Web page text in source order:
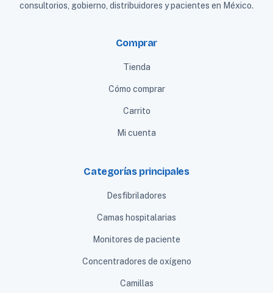
consultorios, gobierno, distribuidores y pacientes en México.
Comprar
Tienda
Cómo comprar
Carrito
Mi cuenta
Categorías principales
Desfibriladores
Camas hospitalarias
Monitores de paciente
Concentradores de oxígeno
Camillas